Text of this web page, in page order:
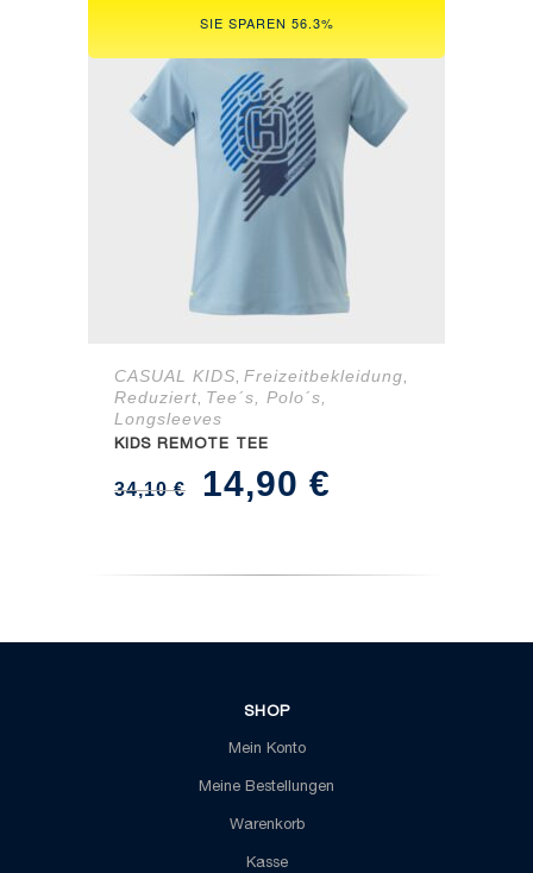
SIE SPAREN 56.3%
CASUAL KIDS, Freizeitbekleidung,
Reduziert, Tee´s, Polo´s,
Longsleeves
KIDS REMOTE TEE
34,10€
Ursprünglicher
34,10 €
14,90 €
14,90 €.
SHOP
Mein Konto
Meine Bestellungen
Warenkorb
Kasse